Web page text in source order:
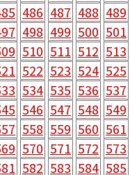
486 487 488 489
498 499 500 501
510 511 512 513
522 523 524 525
534 535 536 537
546 547 548 549
558 559 560 561
570 571 572 573
582 583 584 585